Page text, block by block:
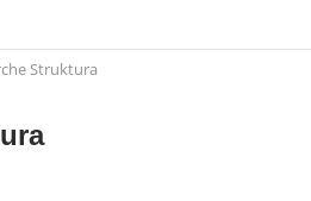
Struktura